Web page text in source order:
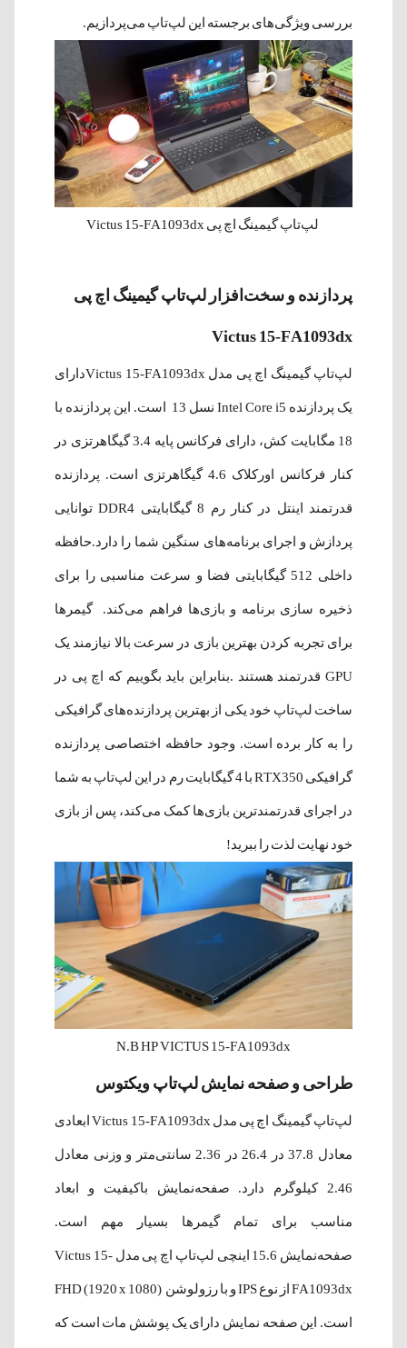
بررسی ویژگی‌های برجسته این لپ‌تاپ می‌پردازیم.
لپ‌تاپ گیمینگ اچ پی Victus 15-FA1093dx
پردازنده و سخت‌افزار لپ‌تاپ گیمینگ اچ پی
Victus 15-FA1093dx
لپ‌تاپ گیمینگ اچ پی مدل Victus 15-FA1093dxدارای
یک پردازنده Intel Core i5 نسل 13 است. این پردازنده با
18 مگابایت کش، دارای فرکانس پایه 3.4 گیگاهرتزی در
کنار فرکانس اورکلاک 4.6 گیگاهرتزی است. پردازنده
قدرتمند اینتل در کنار رم 8 گیگابایتی DDR4 توانایی
پردازش و اجرای برنامه‌های سنگین شما را دارد.حافظه
داخلی 512 گیگابایتی فضا و سرعت مناسبی را برای
ذخیره سازی برنامه و بازی‌ها فراهم می‌کند. گیمرها
برای تجربه کردن بهترین بازی در سرعت بالا نیازمند یک
GPU قدرتمند هستند .بنابراین باید بگوییم که اچ پی در
ساخت لپ‌تاپ خود یکی از بهترین پردازنده‌های گرافیکی
را به کار برده است. وجود حافظه اختصاصی پردازنده
گرافیکی RTX350 با 4 گیگابایت رم در این لپ‌تاپ به شما
در اجرای قدرتمندترین بازی‌ها کمک می‌کند، پس از بازی
خود نهایت لذت را ببرید!
N.B HP VICTUS 15-FA1093dx
طراحی و صفحه نمایش لپ‌تاپ ویکتوس
لپ‌تاپ گیمینگ اچ پی مدل Victus 15-FA1093dx ابعادی
معادل 37.8 در 26.4 در 2.36 سانتی‌متر و وزنی معادل
2.46 کیلوگرم دارد. صفحه‌نمایش باکیفیت و ابعاد
مناسب برای تمام گیمرها بسیار مهم است.
صفحه‌نمایش 15.6 اینچی لپ‌تاپ اچ پی مدل Victus 15-
FA1093dx از نوع IPS و با رزولوشن FHD (1920 x 1080)
است. این صفحه نمایش دارای یک پوشش مات است که